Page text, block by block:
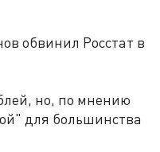
обвинил Росстат в
но, по мнению
для большинства